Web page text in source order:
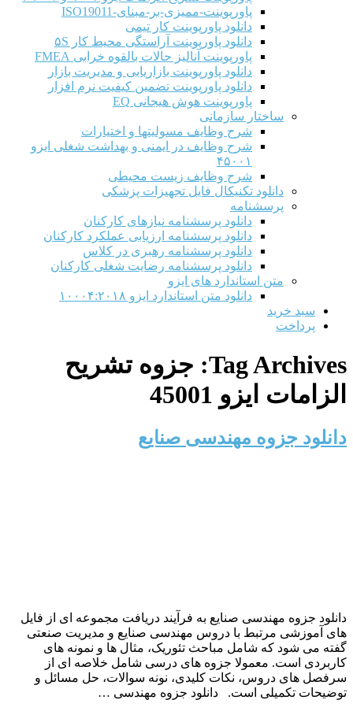
پاورپوینت-ممیزی-بر-مبنای-ISO19011
دانلود پاورپوینت کار تیمی
دانلود پاورپوینت آراستگی محیط کار ۵S
پاورپوینت آنالیز حالات بالقوه خرابی FMEA
دانلود پاورپوینت بازاریابی و مدیریت بازار
دانلود پاورپوینت تضمین کیفیت نرم افزار
پاورپوینت هوش هیجانی EQ
ساختار سازمانی
شرح وظايف مسوليتها و اختيارات
شرح وظایف در ایمنی و بهداشت شغلی ایزو
۴۵۰۰۱
شرح وظایف زیست محیطی
دانلود تکنیکال فایل تجهیزات پزشکی
پرسشنامه
دانلود پرسشنامه نیازهای کارکنان
دانلود پرسشنامه ارزیابی عملکرد کارکنان
دانلود پرسشنامه رهبری در کلاس
دانلود پرسشنامه رضایت شغلی کارکنان
متن استاندارد های ایزو
دانلود متن استاندارد ایزو ۱۰۰۰۴:۲۰۱۸
سبد خرید
پرداخت
Tag Archives: جزوه تشریح
الزامات ایزو 45001
دانلود جزوه مهندسی صنایع
دانلود جزوه مهندسی صنایع به فرآیند دریافت مجموعه ای از فایل
های آموزشی مرتبط با دروس مهندسی صنایع و مدیریت صنعتی
گفته می شود که شامل مباحث تئوریک، مثال ها و نمونه های
کاربردی است. معمولا جزوه های درسی شامل خلاصه ای از
سرفصل های دروس، نکات کلیدی، نونه سوالات، حل مسائل و
توضیحات تکمیلی است. دانلود جزوه مهندسی …